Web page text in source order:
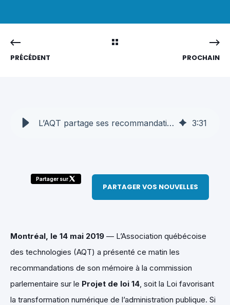
PRÉCÉDENT PROCHAIN
L’AQT partage ses recommandations sur le projet de loi 14 favorisant la transformation numérique de l’administration publique - AQT 3:31
Partager sur
PARTAGER VOS NOUVELLES
Montréal, le 14 mai 2019 — L’Association québécoise
des technologies (AQT) a présenté ce matin les
recommandations de son mémoire à la commission
parlementaire sur le Projet de loi 14, soit la Loi favorisant
la transformation numérique de l’administration publique. Si